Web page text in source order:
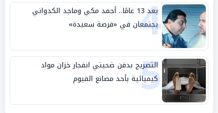
4 بعد 13 عامًا.. أحمد مكي وماجد الكدواني
يجتمعان في «فرصة سعيدة»
5
التصريح بدفن ضحيتي انفجار خزان مواد
كيميائية بأحد مصانع الفيوم